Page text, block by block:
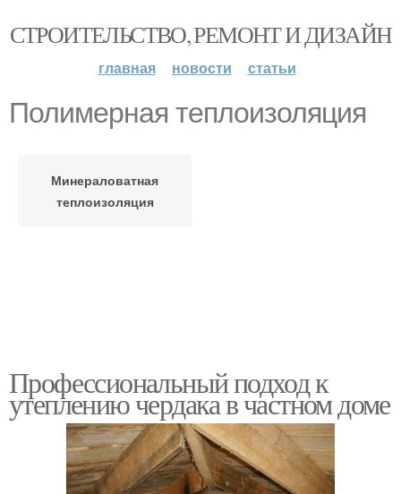
СТРОИТЕЛЬСТВО, РЕМОНТ И ДИЗАЙН
главная новости статьи
Полимерная теплоизоляция
Минераловатная
теплоизоляция
Профессиональный подход к
утеплению чердака в частном доме